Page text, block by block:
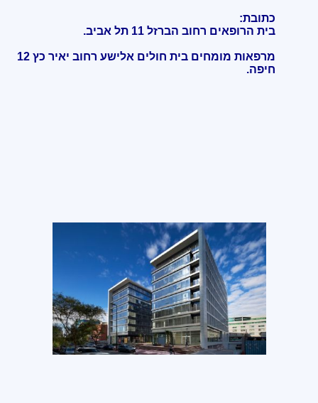
כתובת:
בית הרופאים רחוב הברזל 11 תל אביב.
מרפאות מומחים בית חולים אלישע רחוב יאיר כץ 12
חיפה.